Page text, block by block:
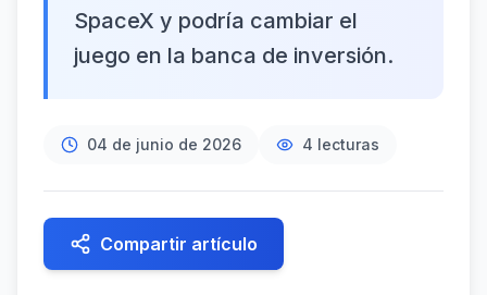
SpaceX y podría cambiar el
juego en la banca de inversión.
04 de junio de 2026 4 lecturas
Compartir artículo